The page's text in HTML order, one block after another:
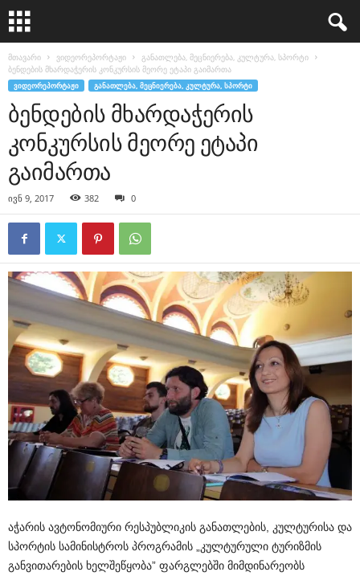
მთავარი ვიდეორეპორტაჟი
განათლება, მეცნიერება, კულტურა, სპორტი
ბენდების მხარდაჭერის კონკურსის მეორე ეტაპი გაიმართა
ᲕᲘᲓᲔᲝᲠᲔᲞᲝᲠᲢᲐᲟᲘ ᲒᲐᲜᲐᲗᲚᲔᲑᲐ, ᲛᲔᲪᲜᲘᲔᲠᲔᲑᲐ, ᲙᲣᲚᲢᲣᲠᲐ, ᲡᲞᲝᲠᲢᲘ
ბენდების მხარდაჭერის
კონკურსის მეორე ეტაპი
გაიმართა
ივნ 9, 2017 382 0
აჭარის ავტონომიური რესპუბლიკის განათლების, კულტურისა და
სპორტის სამინისტროს პროგრამის „კულტურული ტურიზმის
განვითარების ხელშეწყობა” ფარგლებში მიმდინარეობს